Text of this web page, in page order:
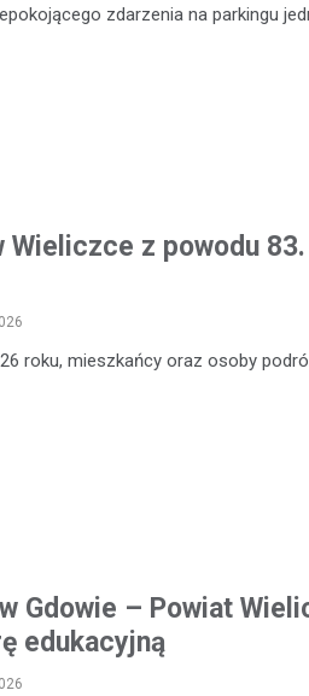
zdarzenia na parkingu
z powodu
roku, mieszkańcy oraz osoby
Gdowie – Powiat
edukacyjną